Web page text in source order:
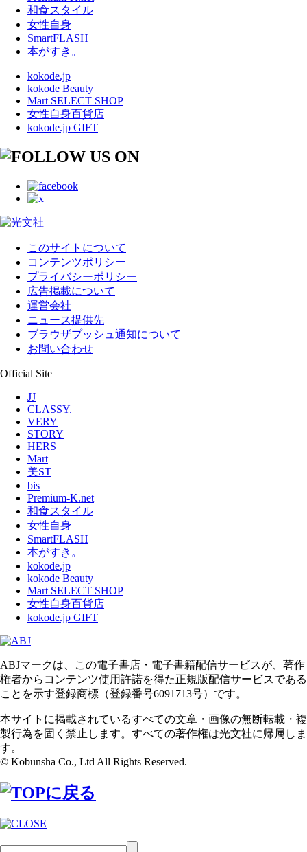
和食スタイル
女性自身
SmartFLASH
本がすき。
kokode.jp
kokode Beauty
Mart SELECT SHOP
女性自身百貨店
kokode.jp GIFT
このサイトについて
コンテンツポリシー
プライバシーポリシー
広告掲載について
運営会社
ニュース提供先
ブラウザプッシュ通知について
お問い合わせ
Official Site
JJ
CLASSY.
VERY
STORY
HERS
Mart
美ST
bis
Premium-K.net
和食スタイル
女性自身
SmartFLASH
本がすき。
kokode.jp
kokode Beauty
Mart SELECT SHOP
女性自身百貨店
kokode.jp GIFT
ABJマークは、この電子書店・電子書籍配信サービスが、著作
権者からコンテンツ使用許諾を得た正規版配信サービスである
ことを示す登録商標（登録番号6091713号）です。
本サイトに掲載されているすべての文章・画像の無断転載・複
製行為を固く禁止します。すべての著作権は光文社に帰属しま
す。
© Kobunsha Co., Ltd All Rights Reserved.